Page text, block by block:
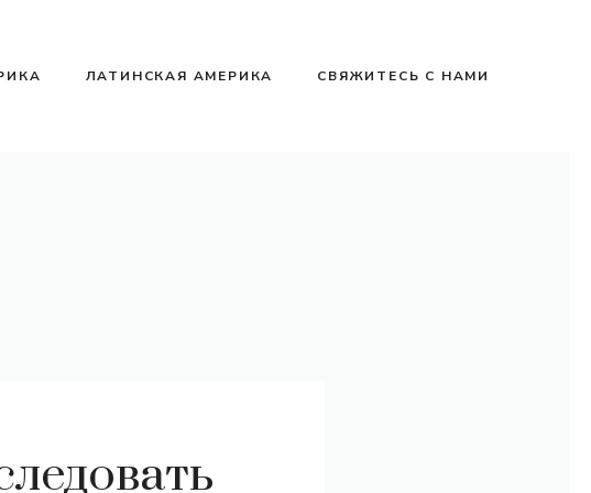
ЛАТИНСКАЯ АМЕРИКА СВЯЖИТЕСЬ С НАМИ